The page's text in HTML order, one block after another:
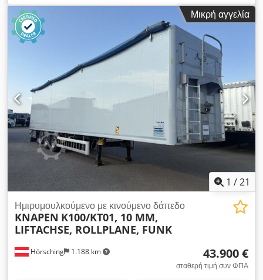
χώρου φόρτωσης:92 m³, ανάρτηση:αέρας, μέγεθος
ελαστικού:
ABS
, | Πλατφόρμα
STAS με σύστημα ολίσθησης | Τύπος S300ZX, τηλεχειριζόμενο
| Κουτί εργαλείων | Άξονας ανύψωσης | Αεροπερισσότερη
ανάρτηση | Υποδοχή για εφεδρικό ελαστικό | Βάρος χωρίς
φορτίο 7.840 kg, ωφέλιμο φορτίο 28.160 kg | Ελαστικά:
385/65 R22.5 | Άξονες SAF με δισκόφρενα | Έγκυρη έκθεση
τεχνικού ελέγχου έως 04/2026 | Πάχος δαπέδου 10mm |
Επιφυλάσσεται το δικαίωμα διόρθωσης τυχόν σφαλμάτων,
παραλείψεων και προηγούμενης πώλησης. Dedszr R A Rspfx
Aiwjck
Μικρή αγγελία
1 /21
Hörsching 1.188 km
Ημιρυμουλκούμενο με κινούμενο δάπεδο
KNAPEN K100/KT01, 10 MM,
LIFTACHSE, ROLLPLANE, FUNK
43.900 €
σταθερή τιμή συν ΦΠΑ